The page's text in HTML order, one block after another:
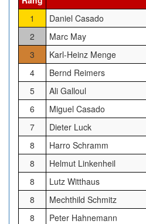
1
Daniel Casado
2
Marc May
3
Karl-Heinz Menge
4
Bernd Reimers
5
Ali Galloul
6
Miguel Casado
7
Dieter Luck
8
Harro Schramm
8
Helmut Linkenheil
8
Lutz Witthaus
8
Mechthild Schmitz
8
Peter Hahnemann